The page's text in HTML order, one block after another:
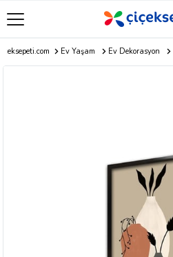
Ev Yaşam Ev Dekorasyon